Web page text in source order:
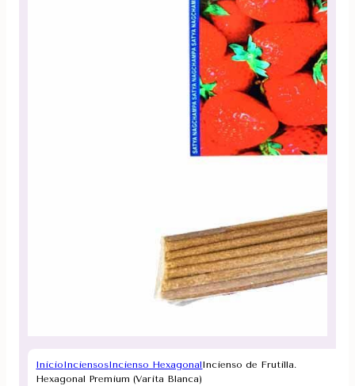
InicioInciensosIncienso HexagonalIncienso de Frutilla.
Hexagonal Premium (Varita Blanca)